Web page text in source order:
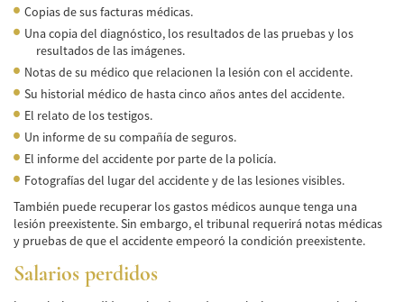
Accidente de Motocicleta y Huida
Accidente por Alcance de Motocicleta
Qué Hacer Después de un Accidente de
Motocicleta
Accidentes Peatonales
Compañías de Seguros
Determinando la Culpa
Estadísticas de Accidentes de Peatones
Copias de sus facturas médicas.
Una copia del diagnóstico, los resultados de las pruebas y los
resultados de las imágenes.
Notas de su médico que relacionen la lesión con el accidente.
Su historial médico de hasta cinco años antes del accidente.
El relato de los testigos.
Un informe de su compañía de seguros.
El informe del accidente por parte de la policía.
Fotografías del lugar del accidente y de las lesiones visibles.
También puede recuperar los gastos médicos aunque tenga una
lesión preexistente. Sin embargo, el tribunal requerirá notas médicas
y pruebas de que el accidente empeoró la condición preexistente.
Salarios perdidos